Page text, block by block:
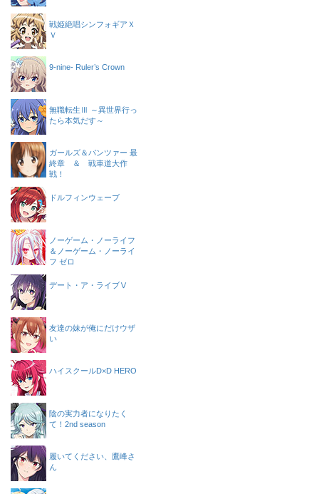
戦姫絶唱シンフォギアＸ
Ｖ
9-nine- Ruler’s Crown
無職転生Ⅲ ～異世界行っ
たら本気だす～
ガールズ＆パンツァー 最
終章 ＆ 戦車道大作
戦！
ドルフィンウェーブ
ノーゲーム・ノーライフ
＆ノーゲーム・ノーライ
フ ゼロ
デート・ア・ライブⅤ
友達の妹が俺にだけウザ
い
ハイスクールD×D HERO
陰の実力者になりたく
て！2nd season
履いてください、鷹峰さ
ん